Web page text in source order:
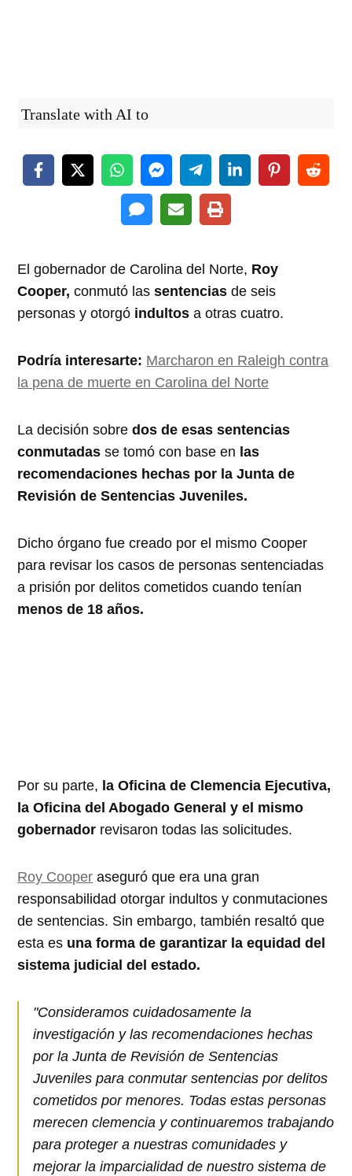
Translate with AI to
El gobernador de Carolina del Norte, Roy
Cooper, conmutó lassentencias de seis
personas y otorgó indultos a otras cuatro.
Podría interesarte: Marcharon en Raleigh contra
la pena de muerte en Carolina del Norte
La decisión sobredos de esas sentencias
conmutadas se tomó con base en las
recomendaciones hechas por la Junta de
Revisión de Sentencias Juveniles.
Dicho órgano fue creado por el mismo Cooper
para revisar los casos de personas sentenciadas
a prisión por delitos cometidos cuando tenían
menos de 18 años.
Por su parte, la Oficina de Clemencia Ejecutiva,
la Oficina del Abogado General y el mismo
gobernador revisaron todas las solicitudes.
Roy Cooper aseguró que era una gran
responsabilidad otorgar indultos y conmutaciones
de sentencias. Sin embargo, también resaltó que
esta es una forma de garantizar la equidad del
sistema judicial del estado.
"Consideramos cuidadosamente la
investigación y las recomendaciones hechas
por la Junta de Revisión de Sentencias
Juveniles para conmutar sentencias por delitos
cometidos por menores. Todas estas personas
merecen clemencia y continuaremos trabajando
para proteger a nuestras comunidades y
mejorar la imparcialidad de nuestro sistema de